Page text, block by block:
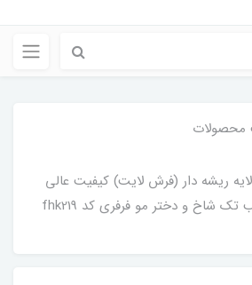
محصولات
فرشینه استپ دار ۳ لایه ریشه دار (فرش لایت) کیفیت عالی
طرح اتاق کودک اسب تک شاخ و دختر مو فرفری کد fhk219